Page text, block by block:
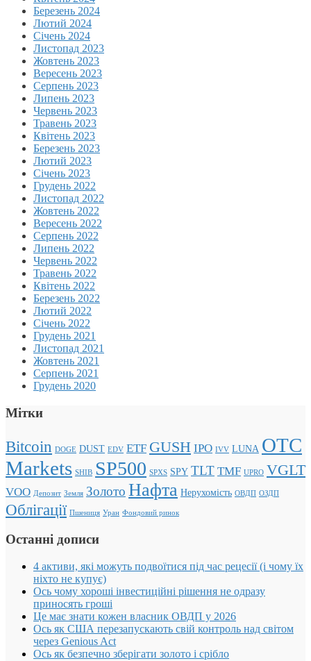
Березень 2024
Лютий 2024
Січень 2024
Листопад 2023
Жовтень 2023
Вересень 2023
Серпень 2023
Липень 2023
Червень 2023
Травень 2023
Квітень 2023
Березень 2023
Лютий 2023
Січень 2023
Грудень 2022
Листопад 2022
Жовтень 2022
Вересень 2022
Серпень 2022
Липень 2022
Червень 2022
Травень 2022
Квітень 2022
Березень 2022
Лютий 2022
Січень 2022
Грудень 2021
Листопад 2021
Жовтень 2021
Серпень 2021
Грудень 2020
Мітки
Bitcoin DOGE DUST EDV ETF GUSH IPO IVV LUNA OTC
Markets SHIB SP500 SPXS SPY TLT TMF UPRO VGLT
VOO Депозит Земля Золото Нафта Нерухомість ОВДП ОЗДП
Облігації Пшениця Уран Фондовий ринок
Останні дописи
4 активи, які можуть подвоїтися під час рецесії (і чому їх
ніхто не купує)
Ось чому хороші інвестиційні рішення не одразу
приносять гроші
Це має знати кожен власник ОВДП у 2026
Ось як США перезапускають свій контроль над світом
через Genious Act
Ось як безпечно зберігати золото і срібло